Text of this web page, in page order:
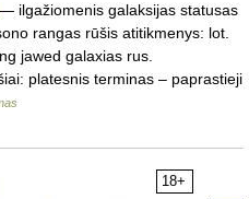
— ilgažiomenis galaksijas statusas
rangas rūšis atitikmenys: lot.
jawed galaxias rus.
platesnis terminas – paprastieji
18+